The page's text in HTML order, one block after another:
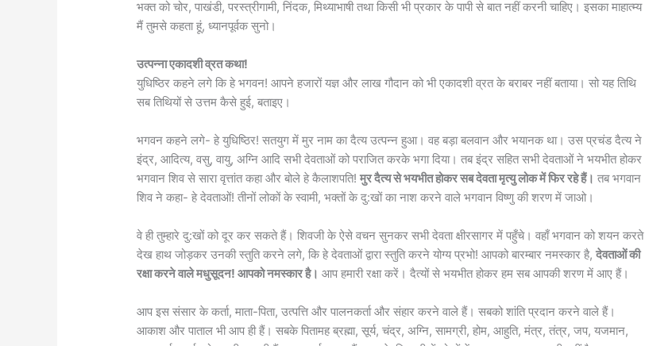
भक्त को चोर, पाखंडी, परस्त्रीगामी, निंदक, मिथ्याभाषी तथा किसी भी प्रकार के पापी से बात नहीं करनी चाहिए। इसका माहात्म्य
मैं तुमसे कहता हूं, ध्यानपूर्वक सुनो।
उत्पन्ना एकादशी व्रत कथा!
युधिष्ठिर कहने लगे कि हे भगवन! आपने हजारों यज्ञ और लाख गौदान को भी एकादशी व्रत के बराबर नहीं बताया। सो यह तिथि
सब तिथियों से उत्तम कैसे हुई, बताइए।
भगवन कहने लगे- हे युधिष्ठिर! सतयुग में मुर नाम का दैत्य उत्पन्न हुआ। वह बड़ा बलवान और भयानक था। उस प्रचंड दैत्य ने
इंद्र, आदित्य, वसु, वायु, अग्नि आदि सभी देवताओं को पराजित करके भगा दिया। तब इंद्र सहित सभी देवताओं ने भयभीत होकर
भगवान शिव से सारा वृत्तांत कहा और बोले हे कैलाशपति!मुर दैत्य से भयभीत होकर सब देवता मृत्यु लोक में फिर रहे हैं। तब भगवान
शिव ने कहा- हे देवताओं! तीनों लोकों के स्वामी, भक्तों के दु:खों का नाश करने वाले भगवान विष्णु की शरण में जाओ।
वे ही तुम्हारे दु:खों को दूर कर सकते हैं। शिवजी के ऐसे वचन सुनकर सभी देवता क्षीरसागर में पहुँचे। वहाँ भगवान को शयन करते
देख हाथ जोड़कर उनकी स्तुति करने लगे‍, कि हे देवताओं द्वारा स्तुति करने योग्य प्रभो! आपको बारम्बार नमस्कार है,देवताओं की
रक्षा करने वाले मधुसूदन! आपको नमस्कार है। आप हमारी रक्षा करें। दैत्यों से भयभीत होकर हम सब आपकी शरण में आए हैं।
आप इस संसार के कर्ता, माता-पिता, उत्पत्ति और पालनकर्ता और संहार करने वाले हैं। सबको शांति प्रदान करने वाले हैं।
आकाश और पाताल भी आप ही हैं। सबके पितामह ब्रह्मा, सूर्य, चंद्र, अग्नि, सामग्री, होम, आहुति, मंत्र, तंत्र, जप, यजमान,